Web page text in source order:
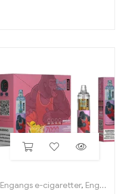
,Engangs
Engangs e-cigaretter, Engangs e-cigaretter i Belgien